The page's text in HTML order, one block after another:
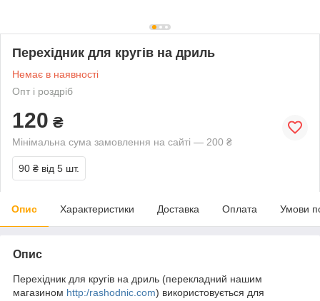
Перехідник для кругів на дриль
Немає в наявності
Опт і роздріб
120 ₴
Мінімальна сума замовлення на сайті — 200 ₴
90 ₴ від 5 шт.
Опис Характеристики Доставка Оплата Умови
Опис
Перехідник для кругів на дриль (перекладний нашим
магазином http:/rashodnic.com) використовується для